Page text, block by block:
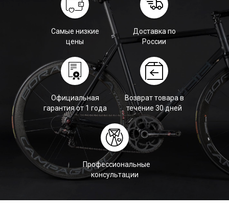
Самые низкие
цены
Доставка по
России
Официальная
гарантия от 1 года
Возврат товара в
течение 30 дней
Профессиональные
консультации